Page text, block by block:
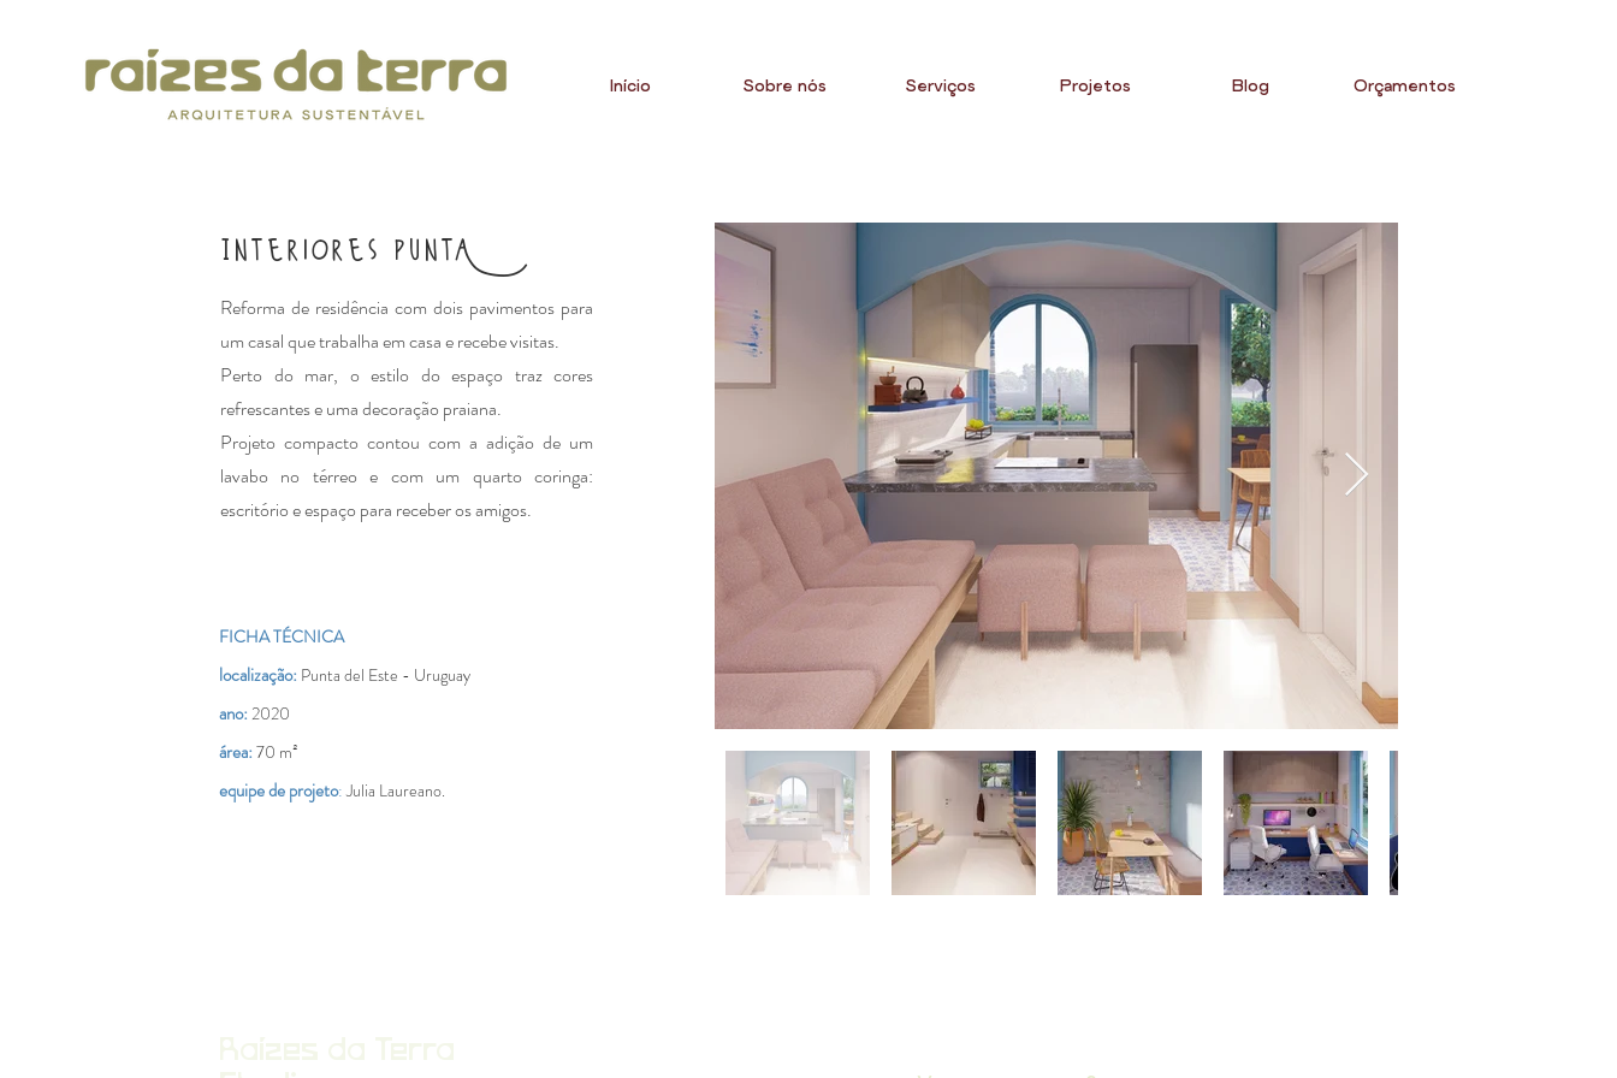
Início Sobre nós Serviços Projetos Blog Orçamentos
Interiores puntA
Reforma de residência com dois pavimentos para
um casal que trabalha em casa e recebe visitas.
Perto do mar, o estilo do espaço traz cores
refrescantes e uma decoração praiana.
Projeto compacto contou com a adição de um
lavabo no térreo e com um quarto coringa:
escritório e espaço para receber os amigos.
FICHA TÉCNICA
localização: Punta del Este - Uruguay
ano: 2020
área: 70 m²
equipe de projeto:Julia Laureano.